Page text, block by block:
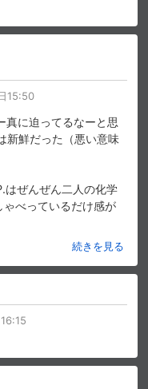
15:50
真に迫ってるなーと思
新鮮だった（悪い意味
はぜんぜん二人の化学
べっているだけ感が
続きを見る